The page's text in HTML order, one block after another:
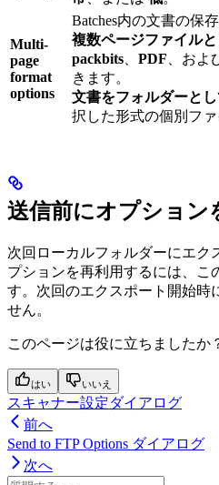
Multi-
page
format
options
Batches内の文書の保
複数ページファイル
packbits
PDF 、およ
きます。
文書をフォルダーと
択した形式の個別フ
送信前にオプション
次回ローカルフォルダーにエク
プションを再利用するには、こ
す。次回のエクスポート開始時
せん。
このページは役に立ちましたか
はい いいえ
スキャナー設定ダイアログ
前へ
Send to FTP Options ダイアログ
次へ